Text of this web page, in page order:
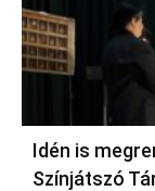
Idén is
Színjátszó